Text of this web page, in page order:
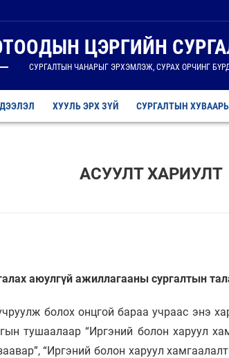
ЦЭРГИЙН
СУРГАЛТЫН ЧАНАРЫГ ЭРХЭМЛЭЖ, СУРАХ ОРЧИНГ
ХУУЛЬ ЭРХ ЗҮЙ СУРГАЛТЫН ХУВААРЬ
АСУУЛТ ХАРИУЛТ
аюулгүй ажиллагааны сургалтын
болох онцгой бараа учраас энэ
тушаалаар “Иргэний болон харуул
“Иргэний болон харуул